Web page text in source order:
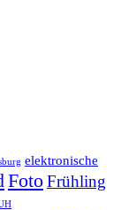
elektronische
FotoFrühling